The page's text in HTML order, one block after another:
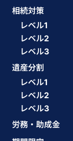
相続対策
レベル1
レベル2
レベル3
遺産分割
レベル1
レベル2
レベル3
労務・助成金